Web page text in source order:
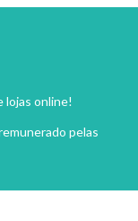
lojas online!
pelas